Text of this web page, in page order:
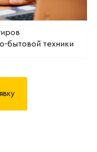
бытовой техники